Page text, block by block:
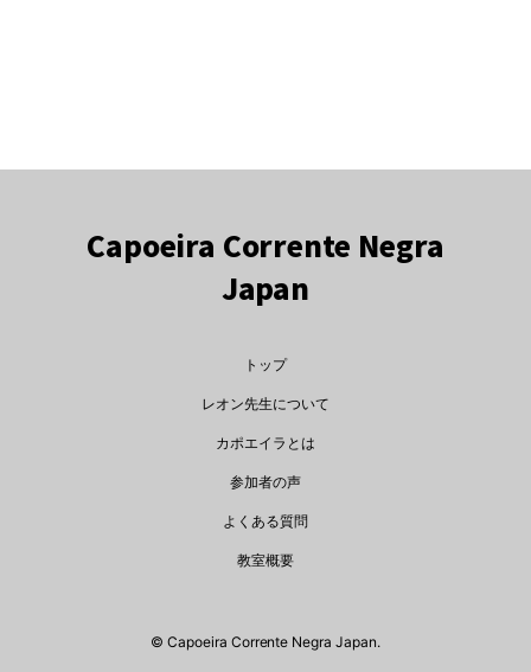
Capoeira Corrente Negra
Japan
©️ Capoeira Corrente Negra Japan.
トップ
レオン先生について
カポエイラとは
参加者の声
よくある質問
教室概要